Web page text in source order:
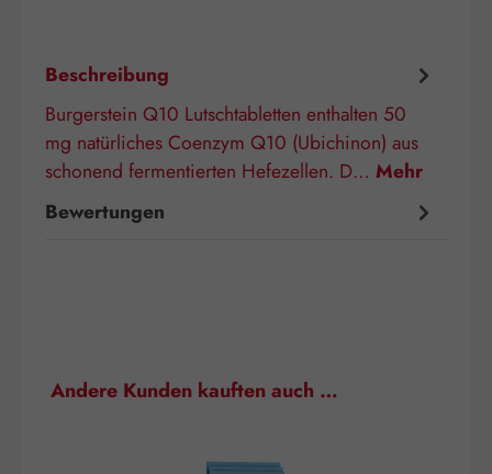
Beschreibung
Burgerstein Q10 Lutschtabletten enthalten 50
mg natürliches Coenzym Q10 (Ubichinon) aus
schonend fermentierten Hefezellen. D… Mehr
Bewertungen
Produktgalerie überspringen
Andere Kunden kauften auch …